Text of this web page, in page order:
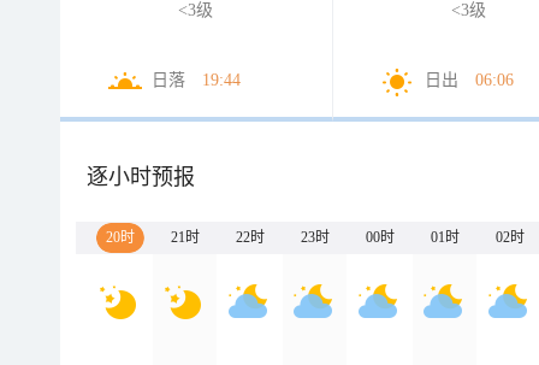
<3级
日落 19:44
<3级
日出 06:06
逐小时预报
20时 21时 22时 23时 00时 01时 02时